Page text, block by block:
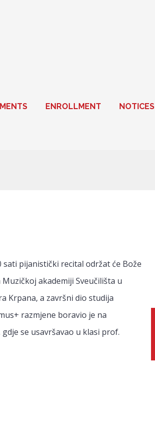
ENROLLMENT NOTICES
sati pijanistički recital održat će Bože
akademiji Sveučilišta u
Krpana, a završni dio studija
razmjene boravio je na
se usavršavao u klasi prof.